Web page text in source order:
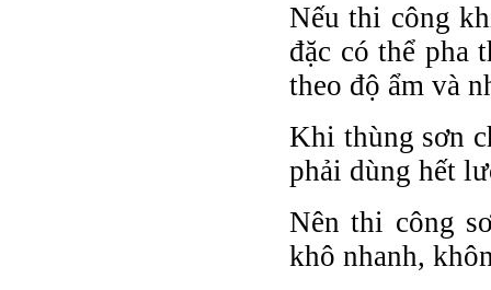
Nếu thi công
đặc có thể pha
theo độ ẩm và
Khi thùng sơn
phải dùng hết
Nên thi công
khô nhanh,